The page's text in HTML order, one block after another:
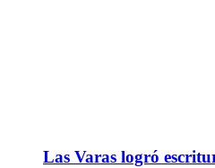
Las Varas logró